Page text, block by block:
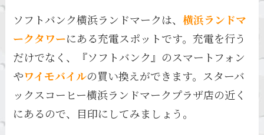
ソフトバンク横浜ランドマークは、横浜ランドマ
ークタワーにある充電スポットです。充電を行う
だけでなく、『ソフトバンク』のスマートフォン
やワイモバイルの買い換えができます。スターバ
ックスコーヒー横浜ランドマークプラザ店の近く
にあるので、目印にしてみましょう。